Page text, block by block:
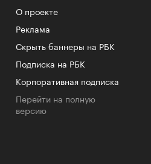
О проекте
Реклама
Скрыть баннеры на РБК
Подписка на РБК
Корпоративная подписка
Перейти на полную
версию